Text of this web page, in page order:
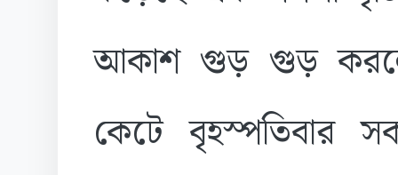
আকাশ গুড় গুড়
কেটে বৃহস্পতিবার